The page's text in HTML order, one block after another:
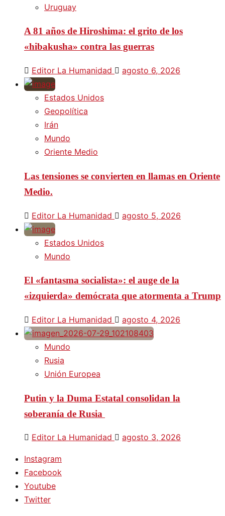
Uruguay
A 81 años de Hiroshima: el grito de los
«hibakusha» contra las guerras
Editor La Humanidad agosto 6, 2026
Estados Unidos
Geopolítica
Irán
Mundo
Oriente Medio
Las tensiones se convierten en llamas en Oriente
Medio.
Editor La Humanidad agosto 5, 2026
Estados Unidos
Mundo
El «fantasma socialista»: el auge de la
«izquierda» demócrata que atormenta a Trump
Editor La Humanidad agosto 4, 2026
Mundo
Rusia
Unión Europea
Putin y la Duma Estatal consolidan la
soberanía de Rusia
Editor La Humanidad agosto 3, 2026
Instagram
Facebook
Youtube
Twitter